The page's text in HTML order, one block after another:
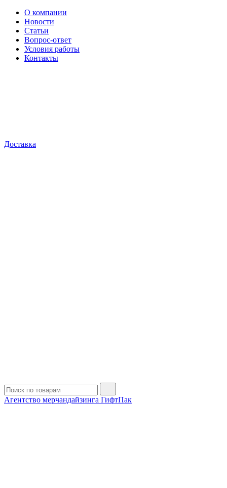
О компании
Новости
Статьи
Вопрос-ответ
Условия работы
Контакты
Доставка
Агентство мерчандайзинга ГифтПак